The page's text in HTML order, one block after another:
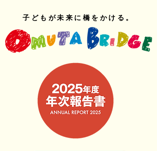
子どもが未来に橋をかける。